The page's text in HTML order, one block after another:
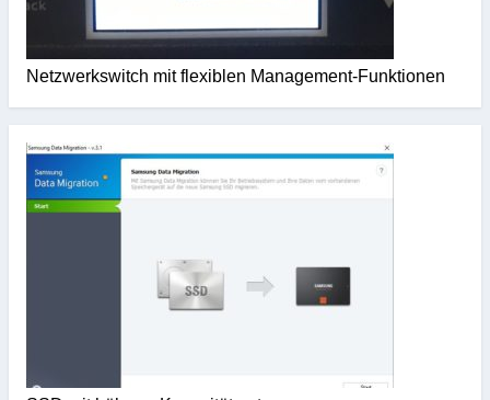
Netzwerkswitch mit flexiblen Management-Funktionen